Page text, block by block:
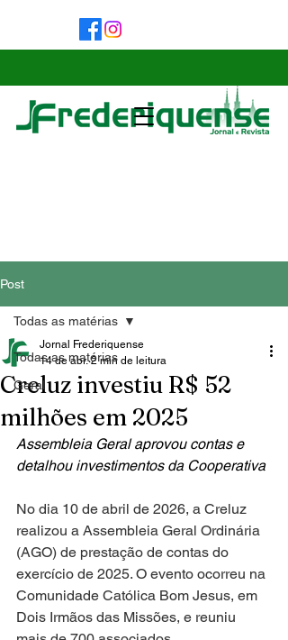
Post
Todas as matérias
Geral
Todas as matérias
Creluz investiu R$ 52
milhões em 2025
Jornal Frederiquense
14 de abr. 2 min de leitura
Assembleia Geral aprovou contas e
detalhou investimentos da Cooperativa
No dia 10 de abril de 2026, a Creluz
realizou a Assembleia Geral Ordinária
(AGO) de prestação de contas do
exercício de 2025. O evento ocorreu na
Comunidade Católica Bom Jesus, em
Dois Irmãos das Missões, e reuniu